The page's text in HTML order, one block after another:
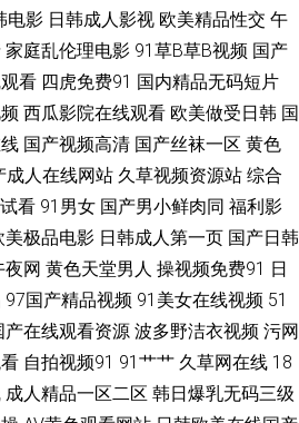
视频 香蕉99视频 91在线免费观看精品视频
影 日本久久精品一区二区 在线看一区二区少
身美女下半身 精東视频 苹果AV 夜夜骚一区二
频在线吃瓜社区 久久久国产精品九九 四虎成
产婷婷 高清美女网站 老湿机免费福利 日本
一人香蕉免 91蜜桃视频直接看 www蜜桃 精
观看免费 91玖玖玖玖玖玖 俺去也成人 久草
电影 日韩成人影视 欧美精品性交 午
家庭乱伦理电影 91草B草B视频 国产
看 四虎免费91 国内精品无码短片
西瓜影院在线观看 欧美做受日韩 国
国产视频高清 国产丝袜一区 黄色
成人在线网站 久草视频资源站 综合
看 91男女 国产男小鲜肉同 福利影
美极品电影 日韩成人第一页 国产日韩
夜网 黄色天堂男人 操视频免费91 日
97国产精品视频 91美女在线视频 51
产在线观看资源 波多野洁衣视频 污网
自拍视频91 91艹艹 久草网在线 18
成人精品一区二区 韩日爆乳无码三级